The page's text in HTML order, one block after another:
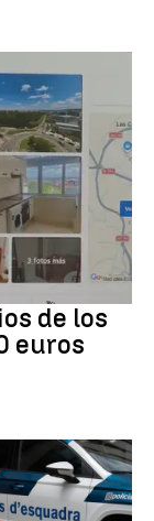
de los
euros